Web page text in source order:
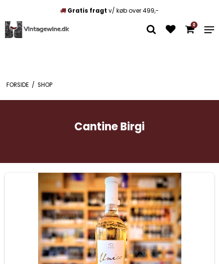
Gratis fragt v/ køb over 499,-
0
FORSIDE / SHOP
Cantine Birgi